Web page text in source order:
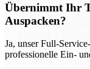
Übernimmt Ihr
Auspacken?
Ja, unser Full-
professionelle Ein-